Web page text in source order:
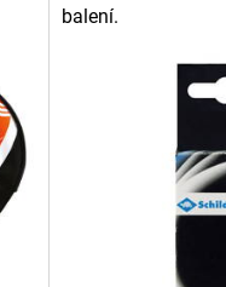
balení.